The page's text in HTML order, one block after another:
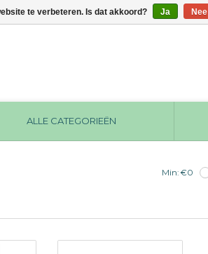
ALLE CATEGORIEËN
Min: €0
te verbeteren. Is dat akkoord? Ja Nee